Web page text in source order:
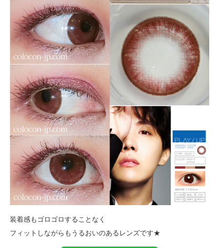
装着感もゴロゴロすることなく
フィットしながらもうるおいのあるレンズです★